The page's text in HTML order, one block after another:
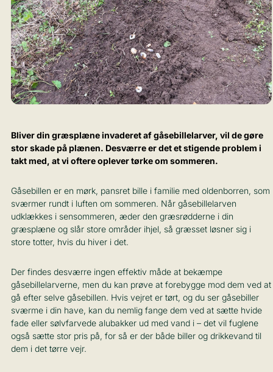
Bliver din græsplæne invaderet af gåsebillelarver, vil de gøre
stor skade på plænen. Desværre er det et stigende problem i
takt med, at vi oftere oplever tørke om sommeren.
Gåsebillen er en mørk, pansret bille i familie med oldenborren, som
sværmer rundt i luften om sommeren. Når gåsebillelarven
udklækkes i sensommeren, æder den græsrødderne i din
græsplæne og slår store områder ihjel, så græsset løsner sig i
store totter, hvis du hiver i det.
Der findes desværre ingen effektiv måde at bekæmpe
gåsebillelarverne, men du kan prøve at forebygge mod dem ved at
gå efter selve gåsebillen. Hvis vejret er tørt, og du ser gåsebiller
sværme i din have, kan du nemlig fange dem ved at sætte hvide
fade eller sølvfarvede alubakker ud med vand i – det vil fuglene
også sætte stor pris på, for så er der både biller og drikkevand til
dem i det tørre vejr.